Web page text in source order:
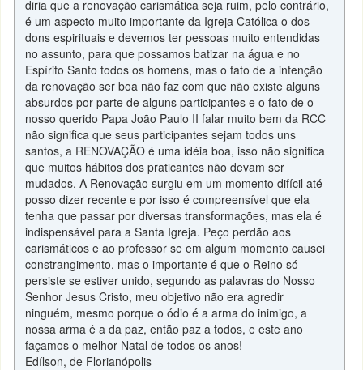
diria que a renovação carismática seja ruim, pelo contrário,
é um aspecto muito importante da Igreja Católica o dos
dons espirituais e devemos ter pessoas muito entendidas
no assunto, para que possamos batizar na água e no
Espírito Santo todos os homens, mas o fato de a intenção
da renovação ser boa não faz com que não existe alguns
absurdos por parte de alguns participantes e o fato de o
nosso querido Papa João Paulo II falar muito bem da RCC
não significa que seus participantes sejam todos uns
santos, a RENOVAÇÃO é uma idéia boa, isso não significa
que muitos hábitos dos praticantes não devam ser
mudados. A Renovação surgiu em um momento difícil até
posso dizer recente e por isso é compreensível que ela
tenha que passar por diversas transformações, mas ela é
indispensável para a Santa Igreja. Peço perdão aos
carismáticos e ao professor se em algum momento causei
constrangimento, mas o importante é que o Reino só
persiste se estiver unido, segundo as palavras do Nosso
Senhor Jesus Cristo, meu objetivo não era agredir
ninguém, mesmo porque o ódio é a arma do inimigo, a
nossa arma é a da paz, então paz a todos, e este ano
façamos o melhor Natal de todos os anos!
Edílson, de Florianópolis